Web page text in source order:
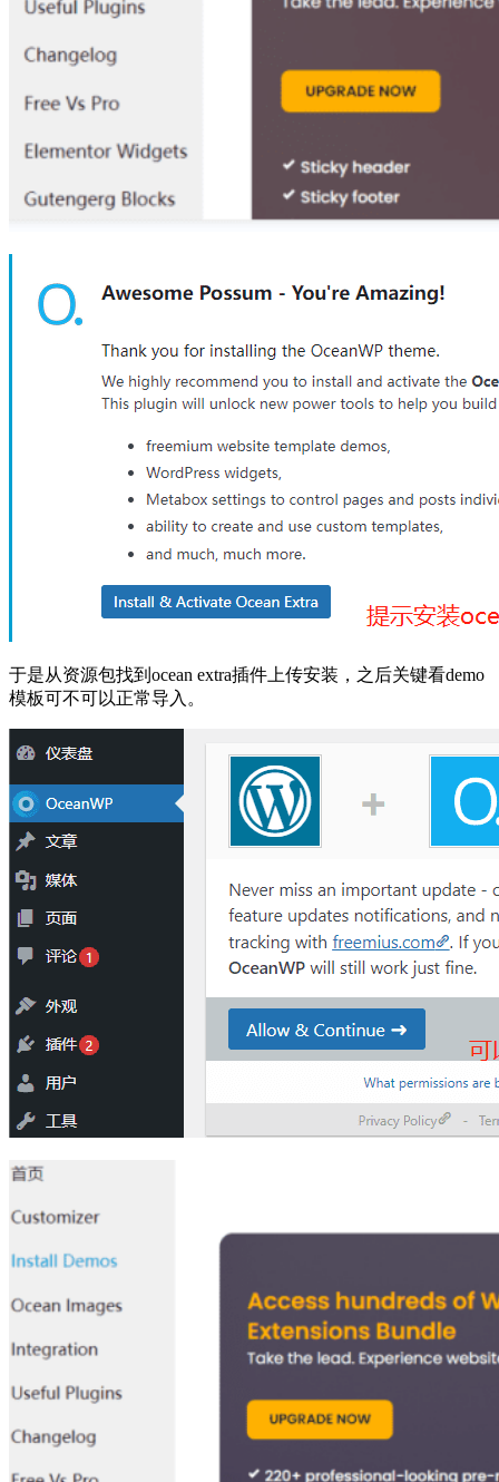
于是从资源包找到ocean extra插件上传安装，之后关键看demo
模板可不可以正常导入。